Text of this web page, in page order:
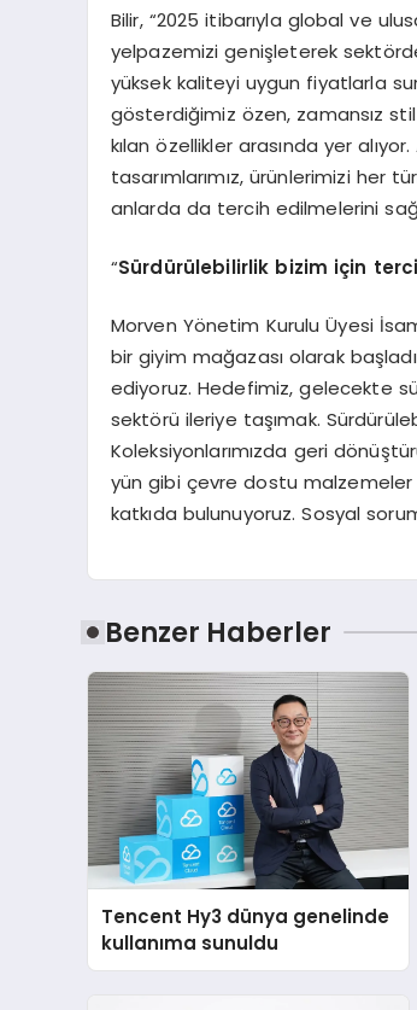
Bilir, “2025 itibarıyla global ve
yelpazemizi genişleterek
yüksek kaliteyi uygun fiyatlarla
gösterdiğimiz özen, zamansız
kılan özellikler arasında yer
tasarımlarımız, ürünlerimizi her
anlarda da tercih edilmelerini
“Sürdürülebilirlik bizim için
Morven Yönetim Kurulu Üyesi
bir giyim mağazası olarak
ediyoruz. Hedefimiz, gelecekte
sektörü ileriye taşımak.
Koleksiyonlarımızda geri
yün gibi çevre dostu malzemeler
katkıda bulunuyoruz. Sosyal
Benzer Haberler
Tencent Hy3 dünya genelinde
kullanıma sunuldu